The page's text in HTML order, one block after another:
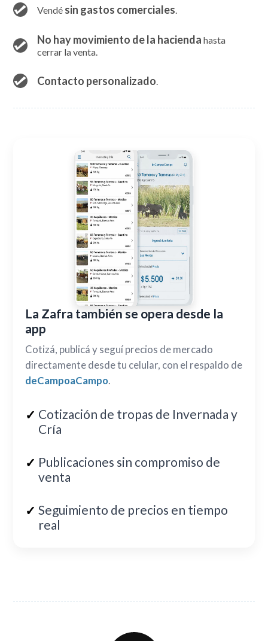
Vendé sin gastos comerciales.
No hay movimiento de la hacienda hasta
cerrar la venta.
Contacto personalizado.
La Zafra también se opera desde la
app
Cotizá, publicá y seguí precios de mercado
directamente desde tu celular, con el respaldo de
deCampoaCampo.
Cotización de tropas de Invernada y
Cría
Publicaciones sin compromiso de
venta
Seguimiento de precios en tiempo
real